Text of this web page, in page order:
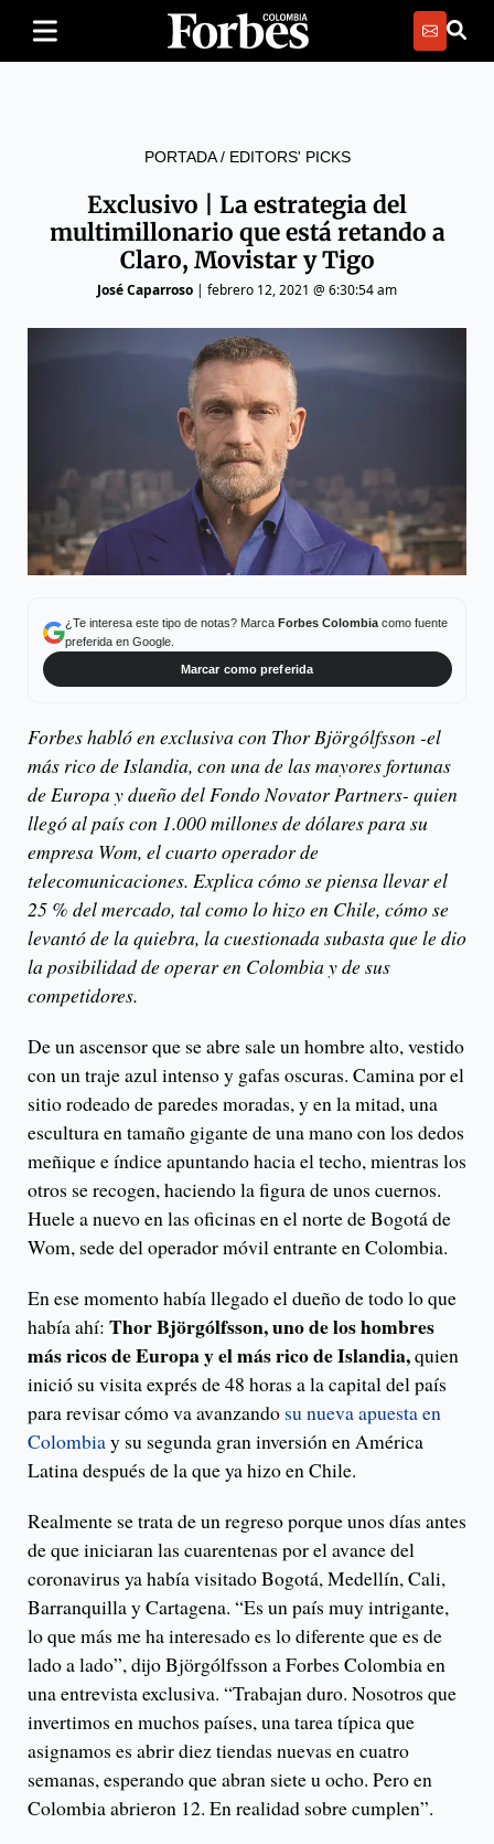
PORTADA/ EDITORS' PICKS
Exclusivo | La estrategia del
multimillonario que está retando a
Claro, Movistar y Tigo
José Caparroso | febrero 12, 2021 @ 6:30:54 am
¿Te interesa este tipo de notas? Marca Forbes Colombiacomo fuente
preferida en Google.
Marcar como preferida
Forbes habló en exclusiva con Thor Björgólfsson -el
más rico de Islandia, con una de las mayores fortunas
de Europa y dueño del Fondo Novator Partners- quien
llegó al país con 1.000 millones de dólares para su
empresa Wom, el cuarto operador de
telecomunicaciones. Explica cómo se piensa llevar el
25 % del mercado, tal como lo hizo en Chile, cómo se
levantó de la quiebra, la cuestionada subasta que le dio
la posibilidad de operar en Colombia y de sus
competidores.
De un ascensor que se abre sale un hombre alto, vestido
con un traje azul intenso y gafas oscuras. Camina por el
sitio rodeado de paredes moradas, y en la mitad, una
escultura en tamaño gigante de una mano con los dedos
meñique e índice apuntando hacia el techo, mientras los
otros se recogen, haciendo la figura de unos cuernos.
Huele a nuevo en las oficinas en el norte de Bogotá de
Wom, sede del operador móvil entrante en Colombia.
En ese momento había llegado el dueño de todo lo que
había ahí: Thor Björgólfsson, uno de los hombres
más ricos de Europa y el más rico de Islandia,quien
inició su visita exprés de 48 horas a la capital del país
para revisar cómo va avanzando su nueva apuesta en
Colombiay su segunda gran inversión en América
Latina después de la que ya hizo en Chile.
Realmente se trata de un regreso porque unos días antes
de que iniciaran las cuarentenas por el avance del
coronavirus ya había visitado Bogotá, Medellín, Cali,
Barranquilla y Cartagena. “Es un país muy intrigante,
lo que más me ha interesado es lo diferente que es de
lado a lado”, dijo Björgólfsson a Forbes Colombia en
una entrevista exclusiva. “Trabajan duro. Nosotros que
invertimos en muchos países, una tarea típica que
asignamos es abrir diez tiendas nuevas en cuatro
semanas, esperando que abran siete u ocho. Pero en
Colombia abrieron 12. En realidad sobre cumplen”.